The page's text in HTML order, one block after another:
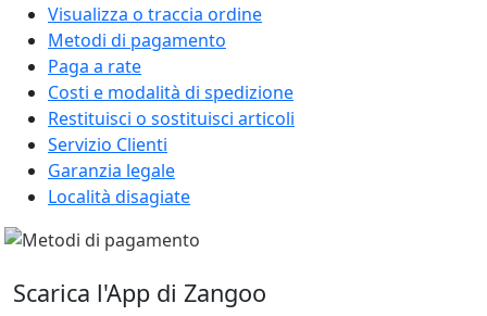
Visualizza o traccia ordine
Metodi di pagamento
Paga a rate
Costi e modalità di spedizione
Restituisci o sostituisci articoli
Servizio Clienti
Garanzia legale
Località disagiate
Scarica l'App di Zangoo